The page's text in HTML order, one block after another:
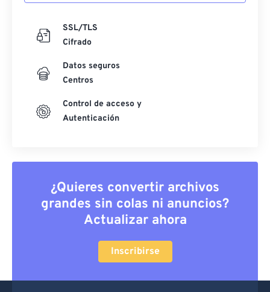
SSL/TLS
Cifrado
Datos seguros
Centros
Control de acceso y
Autenticación
¿Quieres convertir archivos
grandes sin colas ni anuncios?
Actualizar ahora
Inscribirse